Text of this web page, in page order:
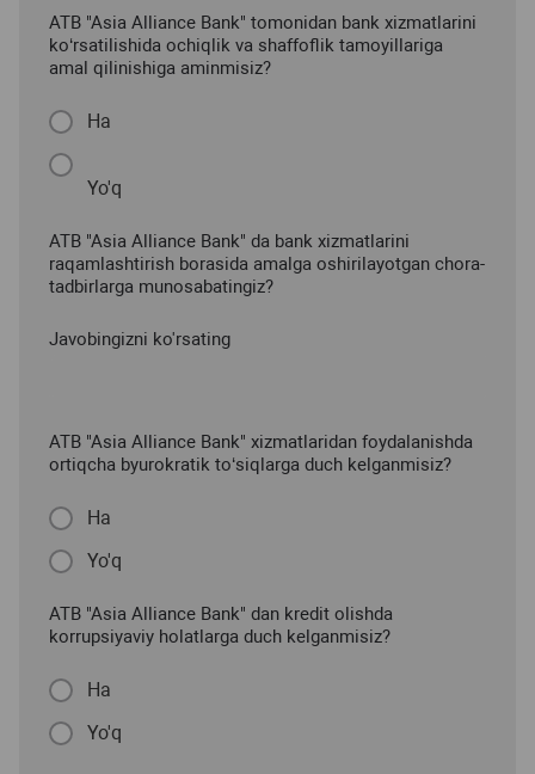
ATB "Asia Alliance Bank" tomonidan bank xizmatlarini
ko‘rsatilishida ochiqlik va shaffoflik tamoyillariga
amal qilinishiga aminmisiz?
Ha
Yo'q
ATB "Asia Alliance Bank" da bank xizmatlarini
raqamlashtirish borasida amalga oshirilayotgan chora-
tadbirlarga munosabatingiz?
Javobingizni ko'rsating
ATB "Asia Alliance Bank" xizmatlaridan foydalanishda
ortiqcha byurokratik to‘siqlarga duch kelganmisiz?
Ha
Yo'q
ATB "Asia Alliance Bank" dan kredit olishda
korrupsiyaviy holatlarga duch kelganmisiz?
Ha
Yo'q